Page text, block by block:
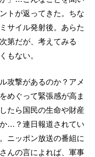
トが返ってきた。ちな
サイル発射後。あらた
第だが、考えてみる
もない。
攻撃があるのか？アメ
めぐって緊張感が高ま
たら国民の生命や財産
…？連日報道されてい
ニッポン放送の番組に
んの言によれば、軍事